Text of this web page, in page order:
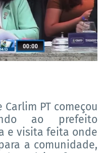
PT começou
ao prefeito
e visita feita onde
a comunidade,